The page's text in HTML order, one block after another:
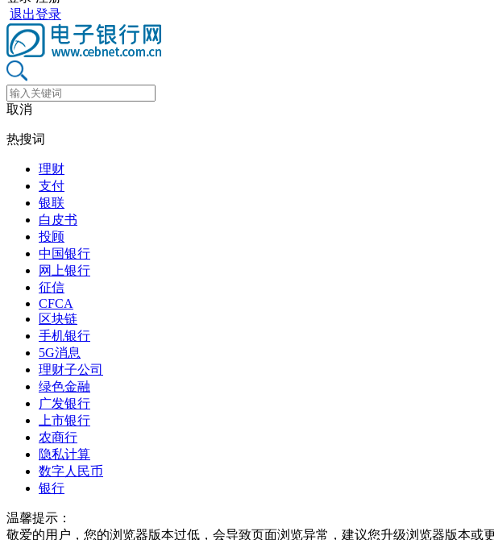
退出登录
取消
热搜词
理财
支付
银联
白皮书
投顾
中国银行
网上银行
征信
CFCA
区块链
手机银行
5G消息
理财子公司
绿色金融
广发银行
上市银行
农商行
隐私计算
数字人民币
银行
温馨提示：
敬爱的用户，您的浏览器版本过低，会导致页面浏览异常，建议您升级浏览器版本或